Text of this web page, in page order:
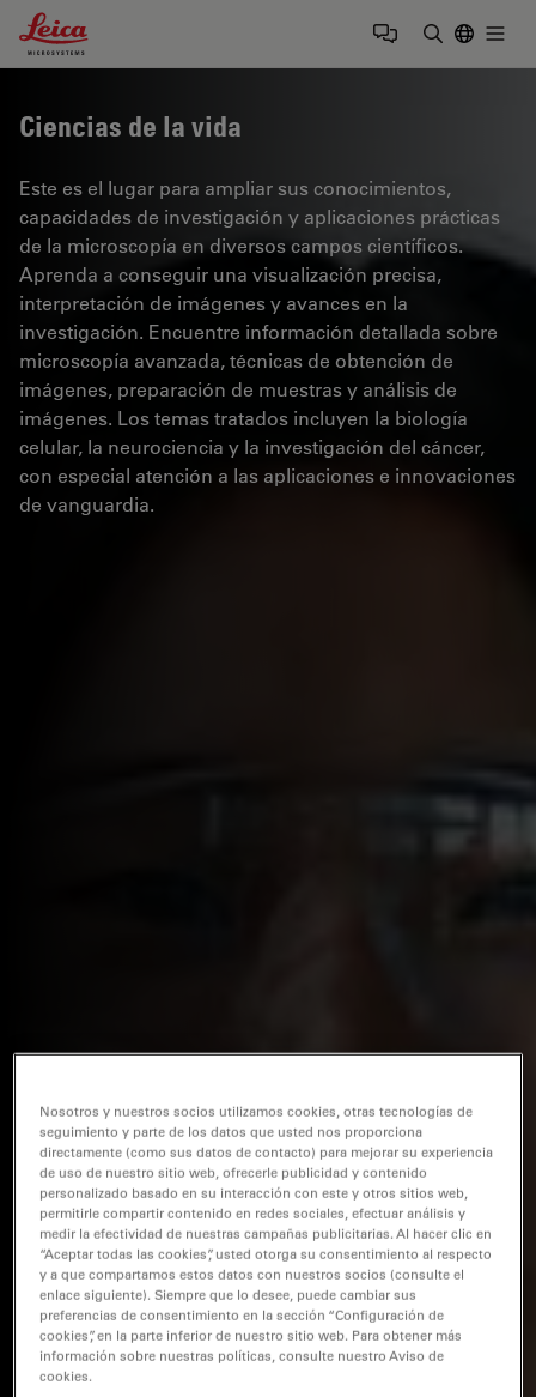
Leica Microsystems Logo
Ciencias de la vida
Este es el lugar para ampliar sus conocimientos,
capacidades de investigación y aplicaciones prácticas
de la microscopía en diversos campos científicos.
Aprenda a conseguir una visualización precisa,
interpretación de imágenes y avances en la
investigación. Encuentre información detallada sobre
microscopía avanzada, técnicas de obtención de
imágenes, preparación de muestras y análisis de
imágenes. Los temas tratados incluyen la biología
celular, la neurociencia y la investigación del cáncer,
con especial atención a las aplicaciones e innovaciones
de vanguardia.
Nosotros y nuestros socios utilizamos cookies, otras tecnologías de
seguimiento y parte de los datos que usted nos proporciona
directamente (como sus datos de contacto) para mejorar su experiencia
de uso de nuestro sitio web, ofrecerle publicidad y contenido
personalizado basado en su interacción con este y otros sitios web,
permitirle compartir contenido en redes sociales, efectuar análisis y
medir la efectividad de nuestras campañas publicitarias. Al hacer clic en
“Aceptar todas las cookies”, usted otorga su consentimiento al respecto
y a que compartamos estos datos con nuestros socios (consulte el
enlace siguiente). Siempre que lo desee, puede cambiar sus
preferencias de consentimiento en la sección “Configuración de
cookies”, en la parte inferior de nuestro sitio web. Para obtener más
información sobre nuestras políticas, consulte nuestro Aviso de
cookies.